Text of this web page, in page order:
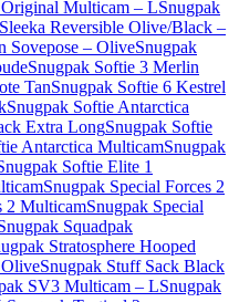
Original Multicam – LSnugpak
Reversible Olive/Black –
Sovepose – OliveSnugpak
Snugpak Softie 3 Merlin
TanSnugpak Softie 6 Kestrel
Snugpak Softie Antarctica
Extra LongSnugpak Softie
Antarctica MulticamSnugpak
Softie Elite 1
Snugpak Special Forces 2
2 MulticamSnugpak Special
Squadpak
Stratosphere Hooped
OliveSnugpak Stuff Sack Black
SV3 Multicam – LSnugpak